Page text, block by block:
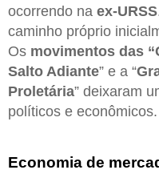
ocorrendo na ex-URSS
caminho próprio
Os movimentos das
Salto Adiante” e a “
Proletária” deixaram
políticos e econômicos.
Economia de